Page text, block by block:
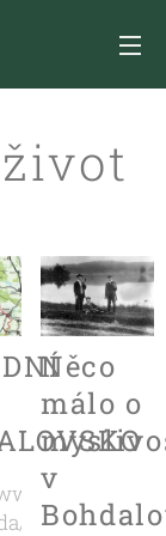
prirodni-
Něco
málo o
v